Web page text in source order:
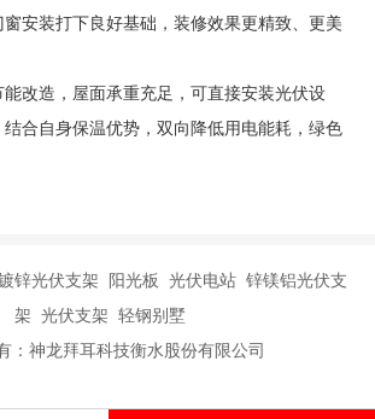
安装打下良好基础，装修效果更精致、更美
改造，屋面承重充足，可直接安装光伏设
合自身保温优势，双向降低用电能耗，绿色
锌光伏支架 阳光板 光伏电站 锌镁铝光伏支
架 光伏支架 轻钢别墅
：神龙拜耳科技衡水股份有限公司